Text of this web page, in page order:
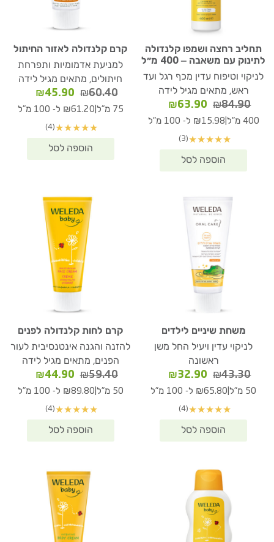
תחליב רחצה ושמפו קלנדולה
לתינוק עם משאבה – 400 מ״ל
לניקוי וטיפוח עדין מכף רגל ועד
ראש, מתאים מגיל לידה
₪84.90
המחיר
המקורי
₪84.90.
₪63.90
המחיר
הנוכחי
400 מ"ל ₪15.98 ל- 100 מ"ל
★
★
★
★
★
(3)
קרם קלנדולה לאזור החיתול
למניעת אדמומיות ותפרחת
חיתולים, מתאים מגיל לידה
₪60.40
המחיר
המקורי
₪60.40.
₪45.90
הנוכחי
75 מ"ל ₪61.20 ל- 100 מ"ל
★
★
★
★
★
(4)
משחת שיניים לילדים
לניקוי עדין ויעיל החל משן
ראשונה
₪43.30
המחיר
המקורי
₪43.30.
₪32.90
המחיר
הנוכחי
50 מ"ל ₪65.80 ל- 100 מ"ל
★
★
★
★
★
(4)
קרם לחות קלנדולה לפנים
להזנה והגנה אינטנסיבית לעור
הפנים, מתאים מגיל לידה
₪59.40
המחיר
המקורי
₪59.40.
₪44.90
הנוכחי
50 מ"ל ₪89.80 ל- 100 מ"ל
★
★
★
★
★
(4)